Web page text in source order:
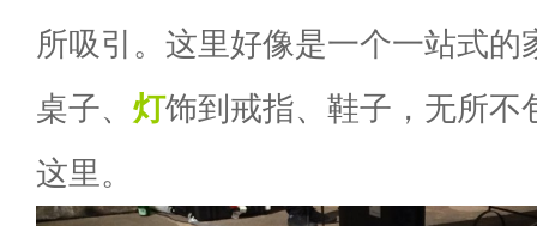
所吸引。这里好像是一个一站式的
桌子、 灯饰到戒指、鞋子，无所不
这里。